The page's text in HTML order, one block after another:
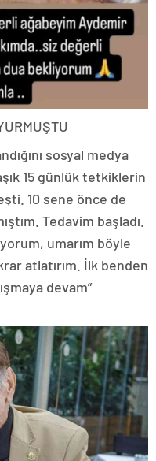
sosyal medya
15 günlük tetkiklerin
10 sene önce de
Tedavim başladı.
umarım böyle
atlatırım. İlk benden
devam”